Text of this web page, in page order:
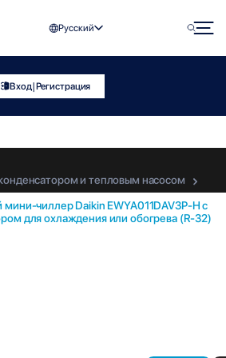
Русский
Вход|Регистрация
и тепловым насосом
чиллер Daikin EWYA011DAV3P-H с
для охлаждения или обогрева (R-32)